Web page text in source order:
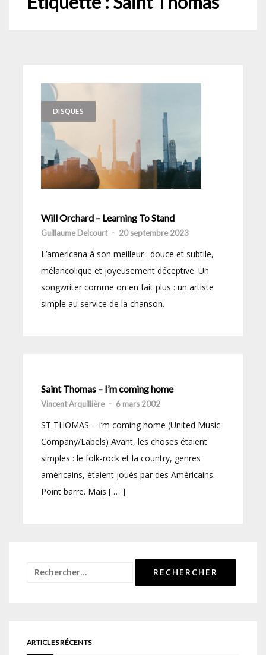
DISQUES
Will Orchard – Learning To Stand
Guillaume Delcourt - 20 septembre 2023
L’americana à son meilleur : douce et subtile,
mélancolique et joyeusement déceptive. Un
songwriter comme on en fait plus : un artiste
simple au service de la chanson.
Saint Thomas – I’m coming home
Vincent Arquillière - 6 mars 2002
ST THOMAS – I’m coming home (United Music
Company/Labels) Avant, les choses étaient
simples : le folk-rock et la country, genres
américains, étaient joués par des Américains.
Point barre. Mais [ … ]
Rechercher :
ARTICLES RÉCENTS